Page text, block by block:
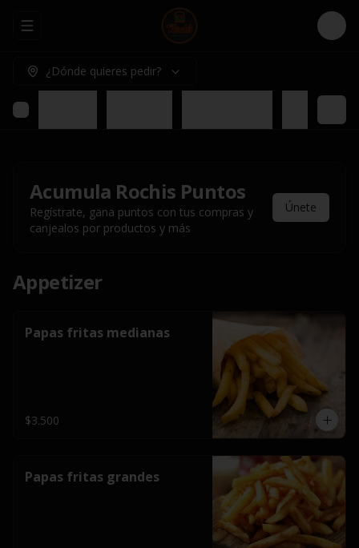
Abrir menu de navegación Login
¿Dónde quieres pedir?
Acumula Rochis Puntos
Regístrate, gana puntos con tus compras y
canjealos por productos y más
Únete
Appetizer
Papas fritas medianas
$3.500
Papas fritas grandes